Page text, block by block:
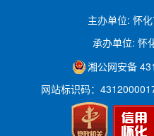
主办单位: 怀
承办单位: 怀
湘公网安备
网站标识码：